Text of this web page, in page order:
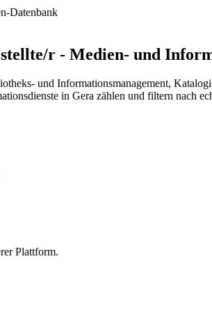
Datenbank
r - Medien- und
und Informationsmanagement,
in Gera zählen und filtern nach
Plattform.